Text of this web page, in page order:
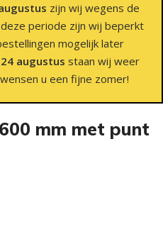
zijn wij wegens de
periode zijn wij beperkt
mogelijk later
augustus staan wij weer
u een fijne zomer!
mm met punt